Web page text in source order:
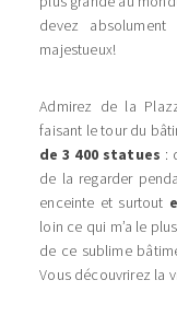
devez
majestueux!
Admirez de la
faisant le tour du
de 3 400 statues :
de la regarder
enceinte et surtout
loin ce qui m’a le
de ce sublime
Vous découvrirez la